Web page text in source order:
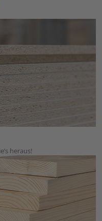
heraus!